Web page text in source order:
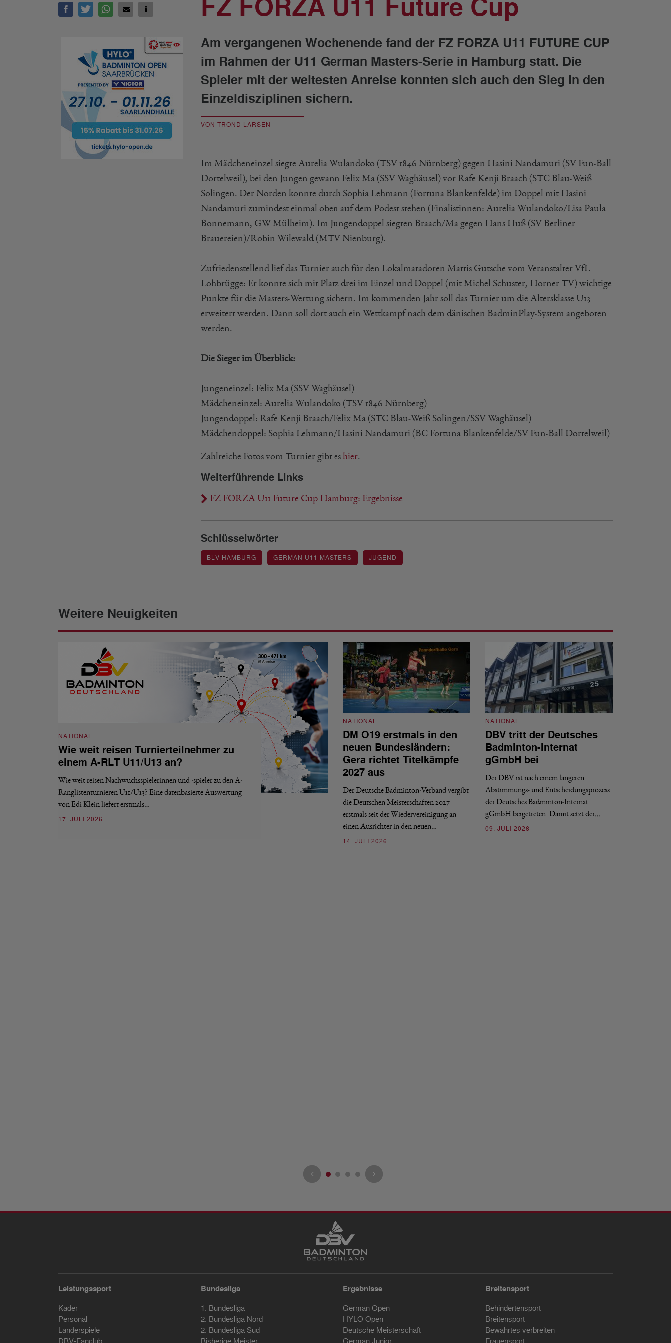
FZ FORZA U11 Future Cup
Am vergangenen Wochenende fand der FZ FORZA U11 FUTURE CUP
im Rahmen der U11 German Masters-Serie in Hamburg statt. Die
Spieler mit der weitesten Anreise konnten sich auch den Sieg in den
Einzeldisziplinen sichern.
VON TROND LARSEN
Im Mädcheneinzel siegte Aurelia Wulandoko (TSV 1846 Nürnberg) gegen Hasini Nandamuri (SV Fun-Ball
Dortelweil), bei den Jungen gewann Felix Ma (SSV Waghäusel) vor Rafe Kenji Braach (STC Blau-Weiß
Solingen. Der Norden konnte durch Sophia Lehmann (Fortuna Blankenfelde) im Doppel mit Hasini
Nandamuri zumindest einmal oben auf dem Podest stehen (Finalistinnen: Aurelia Wulandoko/Lisa Paula
Bonnemann, GW Mülheim). Im Jungendoppel siegten Braach/Ma gegen Hans Huß (SV Berliner
Brauereien)/Robin Wilewald (MTV Nienburg).
Zufriedenstellend lief das Turnier auch für den Lokalmatadoren Mattis Gutsche vom Veranstalter VfL
Lohbrügge: Er konnte sich mit Platz drei im Einzel und Doppel (mit Michel Schuster, Horner TV) wichtige
Punkte für die Masters-Wertung sichern. Im kommenden Jahr soll das Turnier um die Altersklasse U13
erweitert werden. Dann soll dort auch ein Wettkampf nach dem dänischen BadminPlay-System angeboten
werden.
Die Sieger im Überblick:
Jungeneinzel: Felix Ma (SSV Waghäusel)
Mädcheneinzel: Aurelia Wulandoko (TSV 1846 Nürnberg)
Jungendoppel: Rafe Kenji Braach/Felix Ma (STC Blau-Weiß Solingen/SSV Waghäusel)
Mädchendoppel: Sophia Lehmann/Hasini Nandamuri (BC Fortuna Blankenfelde/SV Fun-Ball Dortelweil)
Zahlreiche Fotos vom Turnier gibt es hier.
Weiterführende Links
FZ FORZA U11 Future Cup Hamburg: Ergebnisse
Schlüsselwörter
BLV HAMBURG GERMAN U11 MASTERS JUGEND
Weitere Neuigkeiten
NATIONAL
Wie weit reisen Turnierteilnehmer zu
einem A-RLT U11/U13 an?
Wie weit reisen Nachwuchsspielerinnen und -spieler zu den A-
Ranglistenturnieren U11/U13? Eine datenbasierte Auswertung
von Edi Klein liefert erstmals…
17. JULI 2026
NATIONAL
DM O19 erstmals in den
neuen Bundesländern:
Gera richtet Titelkämpfe
2027 aus
Der Deutsche Badminton-Verband vergibt
die Deutschen Meisterschaften 2027
erstmals seit der Wiedervereinigung an
einen Ausrichter in den neuen…
14. JULI 2026
NATIONAL
DBV tritt der Deutsches
Badminton-Internat
gGmbH bei
Der DBV ist nach einem längeren
Abstimmungs- und Entscheidungsprozess
der Deutsches Badminton-Internat
gGmbH beigetreten. Damit setzt der…
09. JULI 2026
Leistungssport
Kader
Personal
Länderspiele
Bundesliga
1. Bundesliga
2. Bundesliga Nord
2. Bundesliga Süd
Ergebnisse
German Open
HYLO Open
Deutsche Meisterschaft
Breitensport
Behindertensport
Breitensport
Bewährtes verbreiten